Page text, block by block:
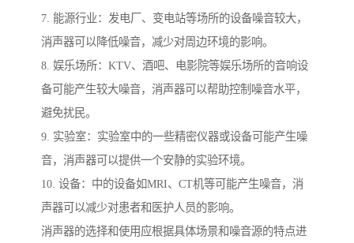
7. 能源行业：发电厂、变电站等场所的设备噪音较大，
消声器可以降低噪音，减少对周边环境的影响。
8. 娱乐场所：KTV、酒吧、电影院等娱乐场所的音响设
备可能产生较大噪音，消声器可以帮助控制噪音水平，
避免扰民。
9. 实验室：实验室中的一些精密仪器或设备可能产生噪
音，消声器可以提供一个安静的实验环境。
10. 设备：中的设备如MRI、CT机等可能产生噪音，消
声器可以减少对患者和医护人员的影响。
消声器的选择和使用应根据具体场景和噪音源的特点进